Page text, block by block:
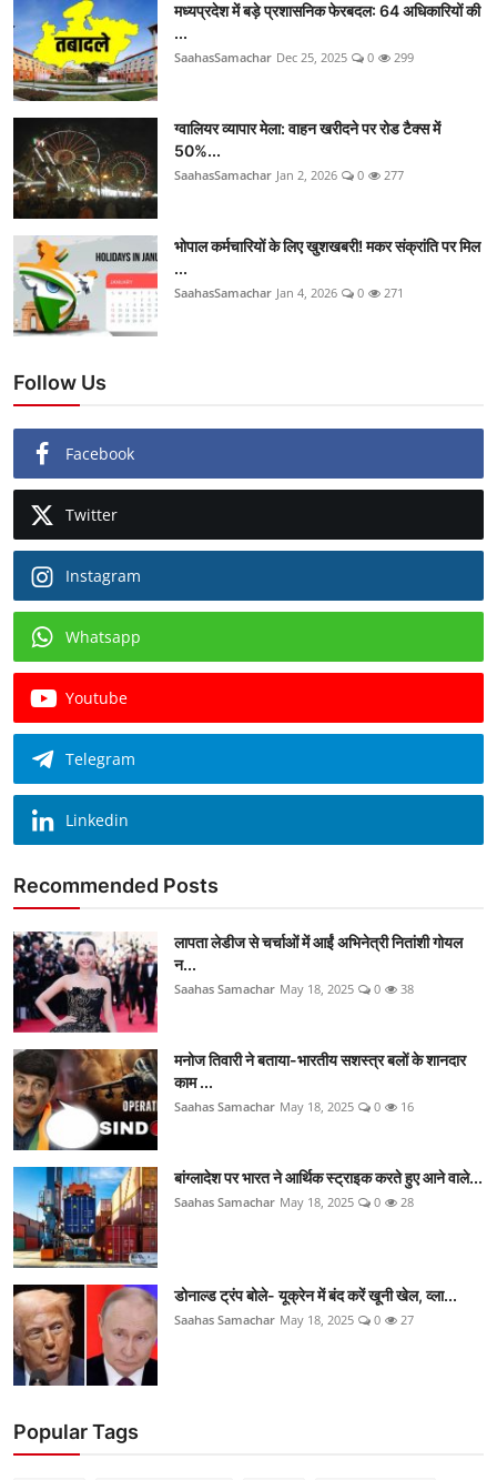
मध्यप्रदेश में बड़े प्रशासनिक फेरबदल: 64 अधिकारियों की
...
SaahasSamachar Dec 25, 2025 0 299
ग्वालियर व्यापार मेला: वाहन खरीदने पर रोड टैक्स में
50%...
SaahasSamachar Jan 2, 2026 0 277
भोपाल कर्मचारियों के लिए खुशखबरी! मकर संक्रांति पर मिल
...
SaahasSamachar Jan 4, 2026 0 271
Follow Us
Facebook
Twitter
Instagram
Whatsapp
Youtube
Telegram
Linkedin
Recommended Posts
लापता लेडीज से चर्चाओं में आईं अभिनेत्री नितांशी गोयल
न...
Saahas Samachar May 18, 2025 0 38
मनोज तिवारी ने बताया-भारतीय सशस्त्र बलों के शानदार
काम ...
Saahas Samachar May 18, 2025 0 16
बांग्लादेश पर भारत ने आर्थिक स्ट्राइक करते हुए आने वाले...
Saahas Samachar May 18, 2025 0 28
डोनाल्ड ट्रंप बोले- यूक्रेन में बंद करें खूनी खेल, व्ला...
Saahas Samachar May 18, 2025 0 27
Popular Tags